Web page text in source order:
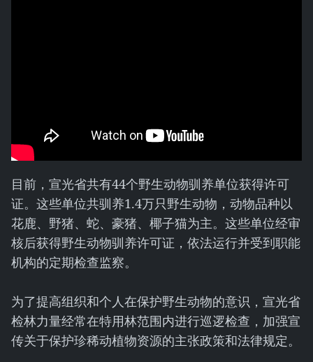
目前，宣光省共有44个野生动物驯养单位获得许可
证。这些单位共驯养1.4万只野生动物，动物品种以
花鹿、野猪、蛇、豪猪、椰子猫为主。这些单位经审
核后获得野生动物驯养许可证，依法运行并受到职能
机构的定期检查监察。
为了提高组织和个人在保护野生动物的意识，宣光省
检林力量经常在特用林范围内进行巡逻检查，加强宣
传关于保护珍稀动植物资源的主张政策和法律规定。